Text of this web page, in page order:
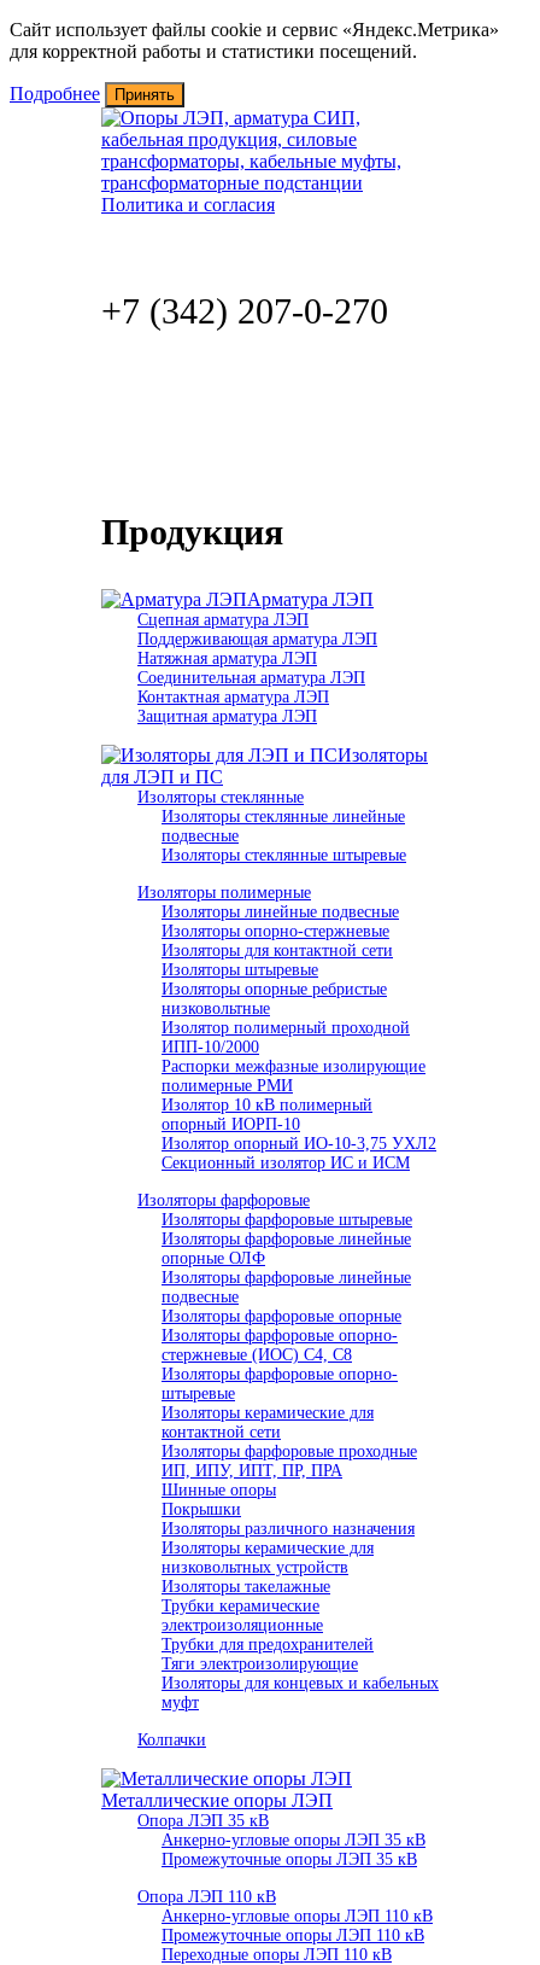
Сайт использует файлы cookie и сервис «Яндекс.Метрика»
для корректной работы и статистики посещений.
Подробнее Принять
+7 (342) 207-0-270
Продукция
Арматура ЛЭП
Cцепная арматура ЛЭП
Поддерживающая арматура ЛЭП
Натяжная арматура ЛЭП
Соединительная арматура ЛЭП
Контактная арматура ЛЭП
Защитная арматура ЛЭП
Изоляторы
для ЛЭП и ПС
Изоляторы стеклянные
Изоляторы стеклянные линейные
подвесные
Изоляторы стеклянные штыревые
Изоляторы полимерные
Изоляторы линейные подвесные
Изоляторы опорно-стержневые
Изоляторы для контактной сети
Изоляторы штыревые
Изоляторы опорные ребристые
низковольтные
Изолятор полимерный проходной
ИПП-10/2000
Распорки межфазные изолирующие
полимерные РМИ
Изолятор 10 кВ полимерный
опорный ИОРП-10
Изолятор опорный ИО-10-3,75 УХЛ2
Секционный изолятор ИС и ИСМ
Изоляторы фарфоровые
Изоляторы фарфоровые штыревые
Изоляторы фарфоровые линейные
опорные ОЛФ
Изоляторы фарфоровые линейные
подвесные
Изоляторы фарфоровые опорные
Изоляторы фарфоровые опорно-
стержневые (ИОС) С4, С8
Изоляторы фарфоровые опорно-
штыревые
Изоляторы керамические для
контактной сети
Изоляторы фарфоровые проходные
ИП, ИПУ, ИПТ, ПР, ПРА
Шинные опоры
Покрышки
Изоляторы различного назначения
Изоляторы керамические для
низковольтных устройств
Изоляторы такелажные
Трубки керамические
электроизоляционные
Трубки для предохранителей
Тяги электроизолирующие
Изоляторы для концевых и кабельных
муфт
Колпачки
Металлические опоры ЛЭП
Опора ЛЭП 35 кВ
Анкерно-угловые опоры ЛЭП 35 кВ
Промежуточные опоры ЛЭП 35 кВ
Опора ЛЭП 110 кВ
Анкерно-угловые опоры ЛЭП 110 кВ
Промежуточные опоры ЛЭП 110 кВ
Переходные опоры ЛЭП 110 кВ